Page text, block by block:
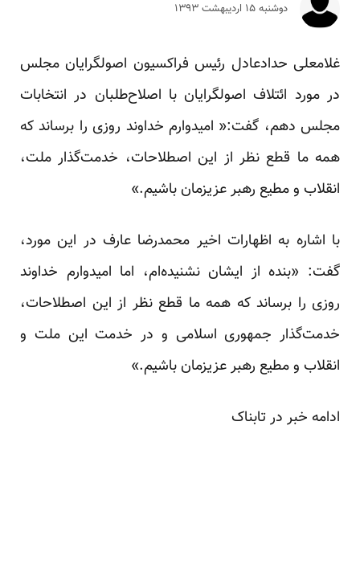
دوشنبه ۱۵ ارديبهشت ۱۳۹۳
غلامعلی حدادعادل رئیس فراکسیون اصولگرایان مجلس
در مورد ائتلاف اصولگرایان با اصلاح‌طلبان در انتخابات
مجلس دهم، گفت:« امیدوارم خداوند روزی را برساند که
همه ما قطع نظر از این اصطلاحات، خدمت‌گذار ملت،
انقلاب و مطیع رهبر عزیزمان باشیم.»
با اشاره به اظهارات اخیر محمدرضا عارف در این مورد،
گفت: «بنده از ایشان نشنیده‌ام، اما امیدوارم خداوند
روزی را برساند که همه ما قطع نظر از این اصطلاحات،
خدمت‌گذار جمهوری اسلامی و در خدمت این ملت و
انقلاب و مطیع رهبر عزیزمان باشیم.»
ادامه خبر درتابناک